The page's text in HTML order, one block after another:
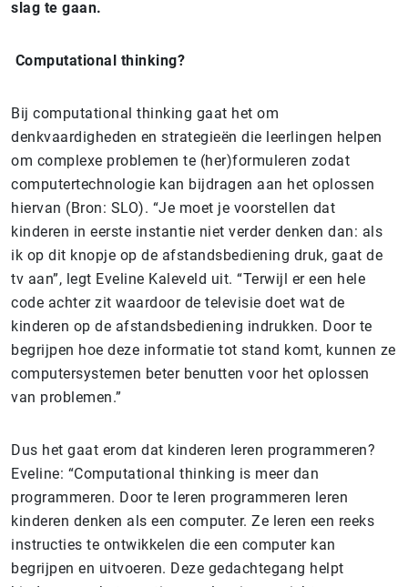
slag te gaan.
Computational thinking?
Bij computational thinking gaat het om
denkvaardigheden en strategieën die leerlingen helpen
om complexe problemen te (her)formuleren zodat
computertechnologie kan bijdragen aan het oplossen
hiervan (Bron: SLO). “Je moet je voorstellen dat
kinderen in eerste instantie niet verder denken dan: als
ik op dit knopje op de afstandsbediening druk, gaat de
tv aan”, legt Eveline Kaleveld uit. “Terwijl er een hele
code achter zit waardoor de televisie doet wat de
kinderen op de afstandsbediening indrukken. Door te
begrijpen hoe deze informatie tot stand komt, kunnen ze
computersystemen beter benutten voor het oplossen
van problemen.”
Dus het gaat erom dat kinderen leren programmeren?
Eveline: “Computational thinking is meer dan
programmeren. Door te leren programmeren leren
kinderen denken als een computer. Ze leren een reeks
instructies te ontwikkelen die een computer kan
begrijpen en uitvoeren. Deze gedachtegang helpt